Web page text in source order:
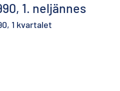
1. neljännes
1 kvartalet